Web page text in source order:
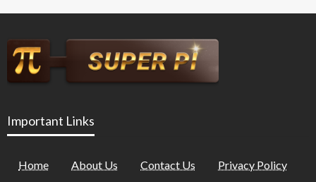
Important Links
Home About Us Contact Us Privacy Policy